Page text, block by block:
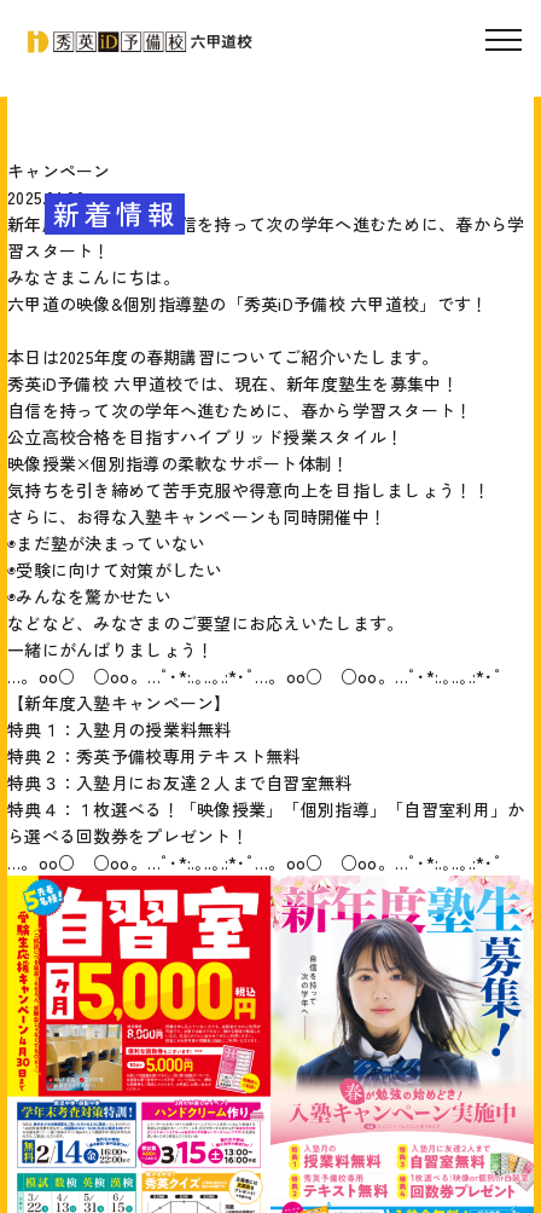
新着情報
キャンペーン
2025.01.20
新年度塾生募集中！自信を持って次の学年へ進むために、春から学
習スタート！
みなさまこんにちは。
六甲道の映像&個別指導塾の「秀英iD予備校 六甲道校」です！
本日は2025年度の春期講習についてご紹介いたします。
秀英iD予備校 六甲道校では、現在、新年度塾生を募集中！
自信を持って次の学年へ進むために、春から学習スタート！
公立高校合格を目指すハイブリッド授業スタイル！
映像授業×個別指導の柔軟なサポート体制！
気持ちを引き締めて苦手克服や得意向上を目指しましょう！！
さらに、お得な入塾キャンペーンも同時開催中！
◉まだ塾が決まっていない
◉受験に向けて対策がしたい
◉みんなを驚かせたい
などなど、みなさまのご要望にお応えいたします。
一緒にがんばりましょう！
…。oо○ ○оo。…ﾟ･*:.｡..｡.:*･ﾟ…。oо○ ○оo。…ﾟ･*:.｡..｡.:*･ﾟ
【新年度入塾キャンペーン】
特典１：入塾月の授業料無料
特典２：秀英予備校専用テキスト無料
特典３：入塾月にお友達２人まで自習室無料
特典４：１枚選べる！「映像授業」「個別指導」「自習室利用」か
ら選べる回数券をプレゼント！
…。oо○ ○оo。…ﾟ･*:.｡..｡.:*･ﾟ…。oо○ ○оo。…ﾟ･*:.｡..｡.:*･ﾟ